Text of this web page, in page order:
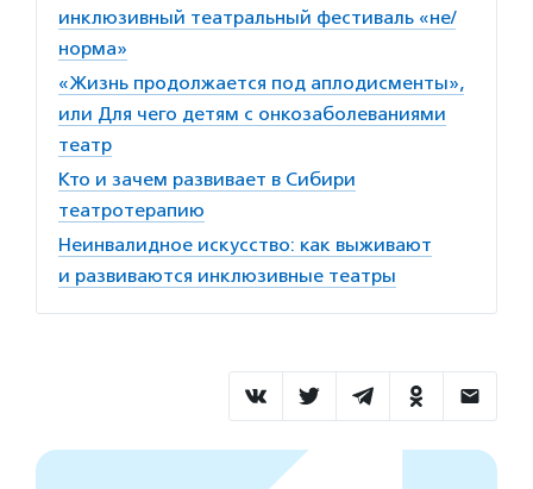
инклюзивный театральный фестиваль «не/
норма»
«Жизнь продолжается под аплодисменты»,
или Для чего детям с онкозаболеваниями
театр
Кто и зачем развивает в Сибири
театротерапию
Неинвалидное искусство: как выживают
и развиваются инклюзивные театры